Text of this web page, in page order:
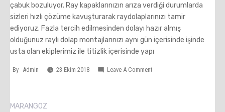
çabuk bozuluyor. Ray kapaklarınızın arıza verdiği durumlarda
sizleri hızlı çözüme kavuşturarak raydolaplarınızı tamir
ediyoruz. Fazla tercih edilmesinden dolayı hazır almış
olduğunuz raylı dolap montajlarınızı aynı gün içerisinde işinde
usta olan ekiplerimiz ile titizlik içerisinde yapı
By Admin 23 Ekim 2018 Leave A CommentOn
MARANGOZ